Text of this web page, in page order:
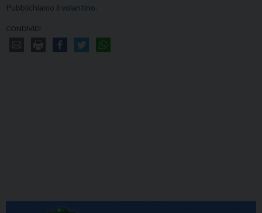
Pubblichiamo il volantino
CONDIVIDI